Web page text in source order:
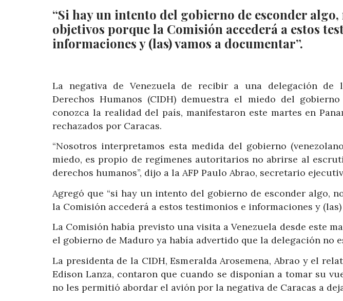
“Si hay un intento del gobierno de esconder algo,
objetivos porque la Comisión accederá a estos
informaciones y (las) vamos a documentar”.
La negativa de Venezuela de recibir a una delegación de
Derechos Humanos (CIDH) demuestra el miedo del
conozca la realidad del país, manifestaron este martes en
rechazados por Caracas.
“Nosotros interpretamos esta medida del gobierno
miedo, es propio de regímenes autoritarios no abrirse al
derechos humanos”, dijo a la AFP Paulo Abrao, secretario
Agregó que “si hay un intento del gobierno de esconder algo,
la Comisión accederá a estos testimonios e informaciones y (las)
La Comisión había previsto una visita a Venezuela desde este
el gobierno de Maduro ya había advertido que la delegación no
La presidenta de la CIDH, Esmeralda Arosemena, Abrao y el
Edison Lanza, contaron que cuando se disponían a tomar su
no les permitió abordar el avión por la negativa de Caracas a